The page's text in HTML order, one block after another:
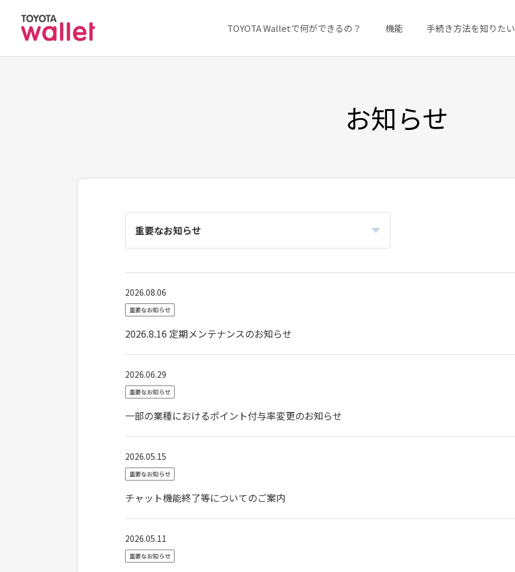
TOYOTA Walletで何ができるの？ 機能 手続き方法を知りたい
お知らせ
重要なお知らせ
2026.08.06
重要なお知らせ
2026.8.16 定期メンテナンスのお知らせ
2026.06.29
重要なお知らせ
一部の業種におけるポイント付与率変更のお知らせ
2026.05.15
重要なお知らせ
チャット機能終了等についてのご案内
2026.05.11
重要なお知らせ